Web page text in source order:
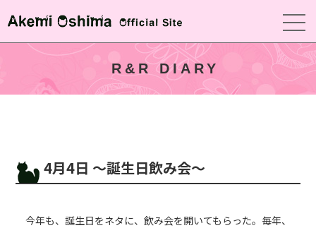
R&R DIARY
4月4日 〜誕生日飲み会〜
今年も、誕生日をネタに、飲み会を開いてもらった。毎年、